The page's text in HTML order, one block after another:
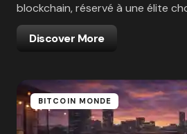
blockchain, réservé à une élite
Discover More
BITCOIN MONDE